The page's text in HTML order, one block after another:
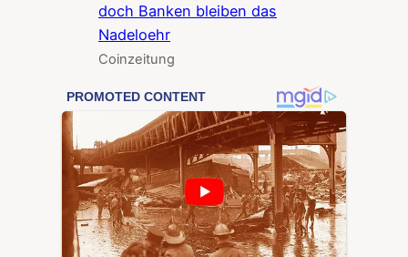
doch Banken bleiben das
Nadeloehr
Coinzeitung